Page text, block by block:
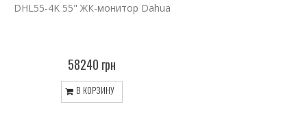
DHL55-4K 55" ЖК-монитор Dahua
58240 грн
В КОРЗИНУ